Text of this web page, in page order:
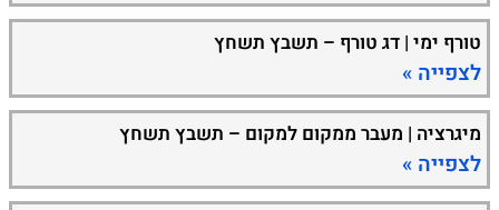
טורף ימי | דג טורף – תשבץ תשחץ
לצפייה »
מיגרציה | מעבר ממקום למקום – תשבץ תשחץ
לצפייה »